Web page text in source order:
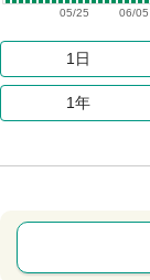
06/05
05/25
1日
1年